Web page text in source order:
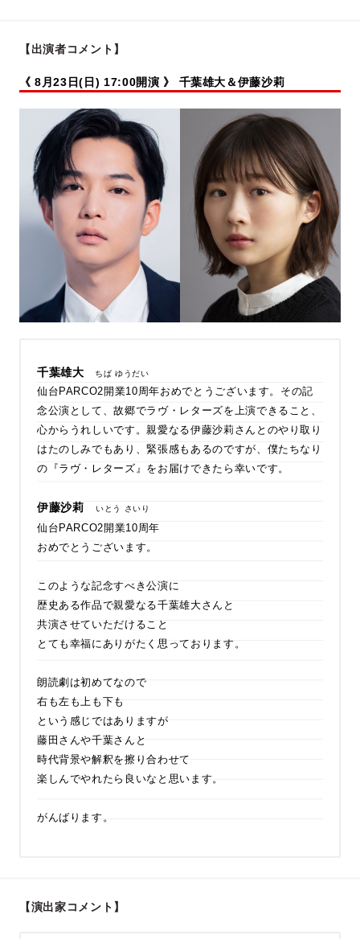
【出演者コメント】
《 8月23日(日) 17:00開演 》 千葉雄大＆伊藤沙莉
千葉雄大 ちば ゆうだい
仙台PARCO2開業10周年おめでとうございます。その記
念公演として、故郷でラヴ・レターズを上演できること、
心からうれしいです。親愛なる伊藤沙莉さんとのやり取り
はたのしみでもあり、緊張感もあるのですが、僕たちなり
の『ラヴ・レターズ』をお届けできたら幸いです。
伊藤沙莉いとう さいり
仙台PARCO2開業10周年
おめでとうございます。
このような記念すべき公演に
歴史ある作品で親愛なる千葉雄大さんと
共演させていただけること
とても幸福にありがたく思っております。
朗読劇は初めてなので
右も左も上も下も
という感じではありますが
藤田さんや千葉さんと
時代背景や解釈を擦り合わせて
楽しんでやれたら良いなと思います。
がんばります。
【演出家コメント】